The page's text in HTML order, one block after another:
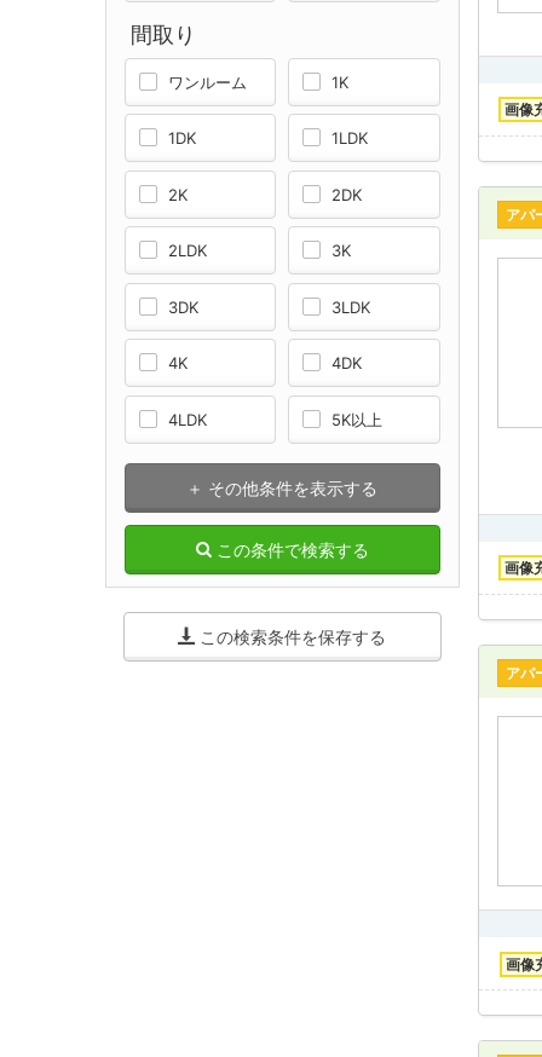
画像
アパ
画像
アパ
画像
間取り
ワンルーム 1K
1DK 1LDK
2K 2DK
2LDK 3K
3DK 3LDK
4K 4DK
4LDK 5K以上
＋ その他条件を表示する
この条件で検索する
この検索条件を保存する